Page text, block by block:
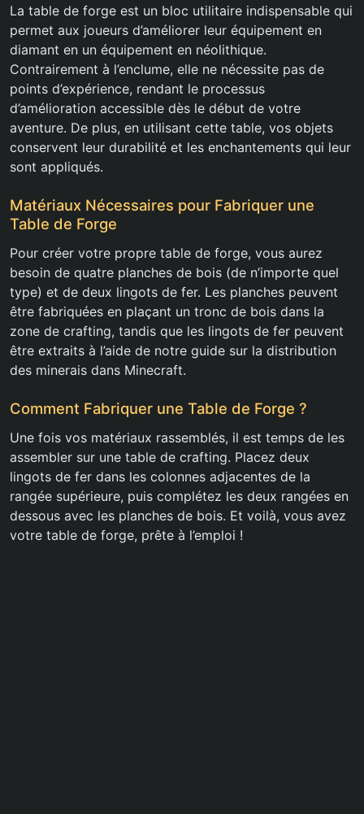
La table de forge est un bloc utilitaire indispensable qui
permet aux joueurs d’améliorer leur équipement en
diamant en un équipement en néolithique.
Contrairement à l’enclume, elle ne nécessite pas de
points d’expérience, rendant le processus
d’amélioration accessible dès le début de votre
aventure. De plus, en utilisant cette table, vos objets
conservent leur durabilité et les enchantements qui leur
sont appliqués.
Matériaux Nécessaires pour Fabriquer une
Table de Forge
Pour créer votre propre table de forge, vous aurez
besoin de quatre planches de bois (de n’importe quel
type) et de deux lingots de fer. Les planches peuvent
être fabriquées en plaçant un tronc de bois dans la
zone de crafting, tandis que les lingots de fer peuvent
être extraits à l’aide de notre guide sur la distribution
des minerais dans Minecraft.
Comment Fabriquer une Table de Forge ?
Une fois vos matériaux rassemblés, il est temps de les
assembler sur une table de crafting. Placez deux
lingots de fer dans les colonnes adjacentes de la
rangée supérieure, puis complétez les deux rangées en
dessous avec les planches de bois. Et voilà, vous avez
votre table de forge, prête à l’emploi !